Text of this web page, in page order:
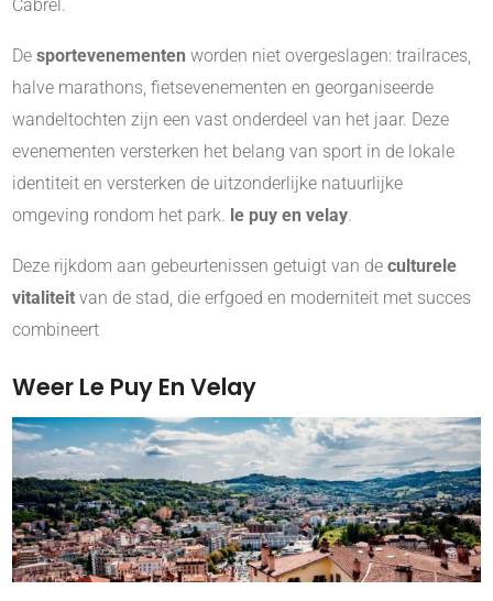
Cabrel.
De sportevenementen worden niet overgeslagen: trailraces,
halve marathons, fietsevenementen en georganiseerde
wandeltochten zijn een vast onderdeel van het jaar. Deze
evenementen versterken het belang van sport in de lokale
identiteit en versterken de uitzonderlijke natuurlijke
omgeving rondom het park. le puy en velay.
Deze rijkdom aan gebeurtenissen getuigt van de culturele
vitaliteit van de stad, die erfgoed en moderniteit met succes
combineert
Weer Le Puy En Velay